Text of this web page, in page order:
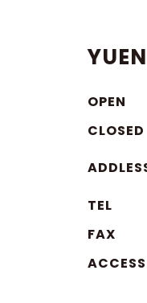
OPEN
CLOSED
TEL
FAX
ACCESS